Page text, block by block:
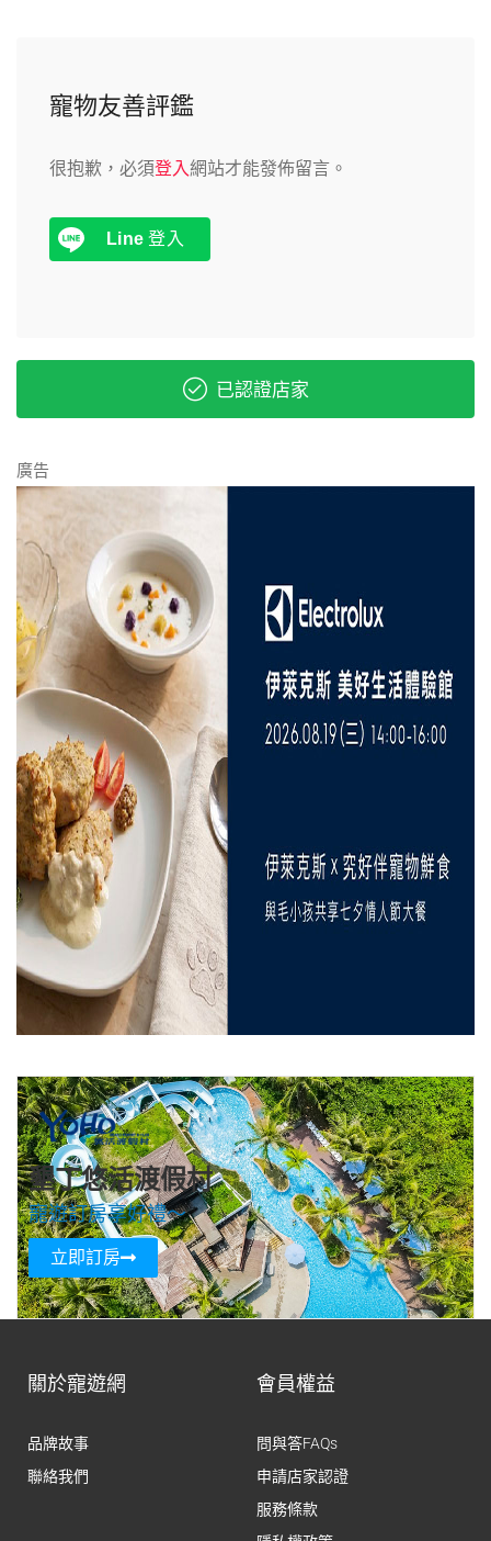
寵物友善評鑑
很抱歉，必須登入網站才能發佈留言。
Line 登入
已認證店家
廣告
墾丁悠活渡假村
寵遊訂房享好禮～
立即訂房
關於寵遊網
品牌故事
聯絡我們
會員權益
問與答FAQs
申請店家認證
服務條款